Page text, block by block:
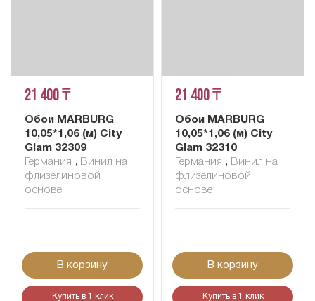
21 400 ₸
Обои MARBURG
10,05*1,06 (м) City
Glam 32309
Германия , Винил на
флизелиновой
основе
В корзину
Купить в 1 клик
21 400 ₸
Обои MARBURG
10,05*1,06 (м) City
Glam 32310
Германия , Винил на
флизелиновой
основе
В корзину
Купить в 1 клик